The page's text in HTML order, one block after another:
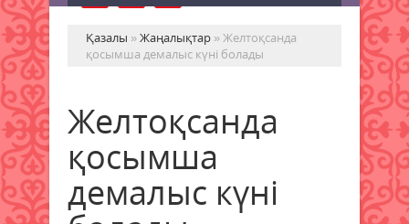
Қазалы »Жаңалықтар » Желтоқсанда
қосымша демалыс күні болады
Желтоқсанда
қосымша
демалыс күні